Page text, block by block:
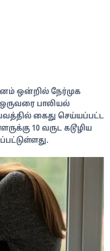
ஒன்றில் நேர்முக
பாலியல்
கைது செய்யப்பட்ட
10 வருட கடூழிய